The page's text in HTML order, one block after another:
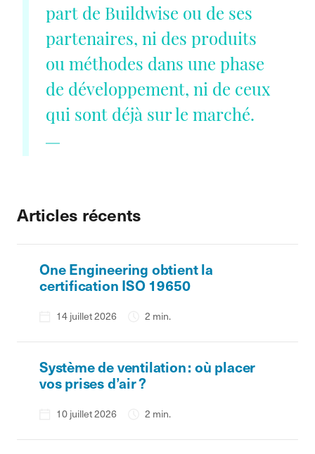
part de Buildwise ou de ses
partenaires, ni des produits
ou méthodes dans une phase
de développement, ni de ceux
qui sont déjà sur le marché.
Articles récents
One Engineering obtient la
certification ISO 19650
14 juillet 2026 2 min.
Système de ventilation : où placer
vos prises d’air ?
10 juillet 2026 2 min.